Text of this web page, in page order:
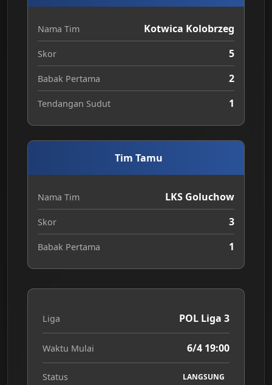
Nama Tim Kotwica Kolobrzeg
Skor 5
Babak Pertama 2
Tendangan Sudut 1
Tim Tamu
Nama Tim LKS Goluchow
Skor 3
Babak Pertama 1
Liga POL Liga 3
Waktu Mulai 6/4 19:00
Status LANGSUNG